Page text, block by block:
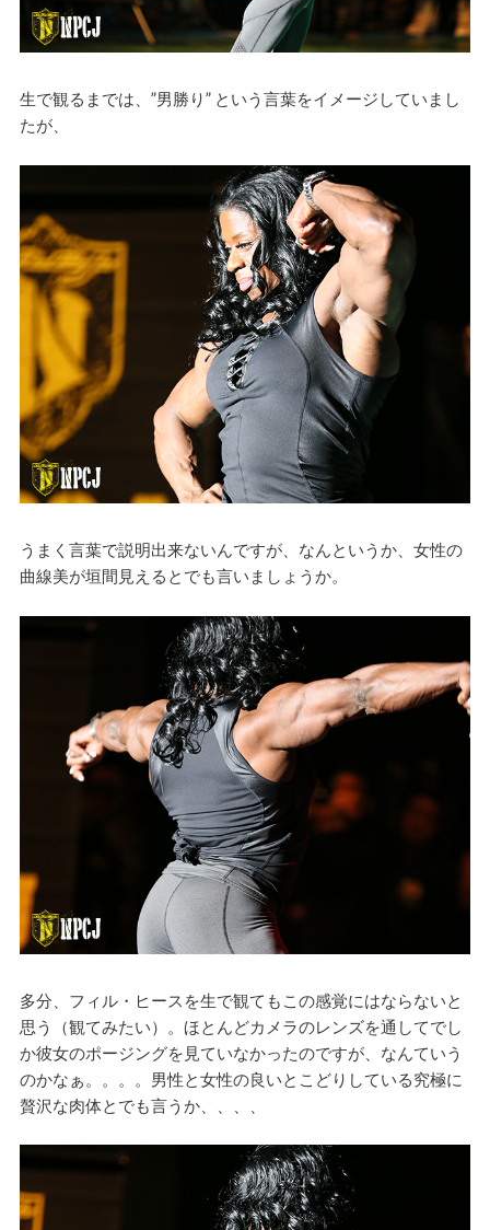
生で観るまでは、”男勝り” という言葉をイメージしていまし
たが、
うまく言葉で説明出来ないんですが、なんというか、女性の
曲線美が垣間見えるとでも言いましょうか。
多分、フィル・ヒースを生で観てもこの感覚にはならないと
思う（観てみたい）。ほとんどカメラのレンズを通してでし
か彼女のポージングを見ていなかったのですが、なんていう
のかなぁ。。。。男性と女性の良いとこどりしている究極に
贅沢な肉体とでも言うか、、、、